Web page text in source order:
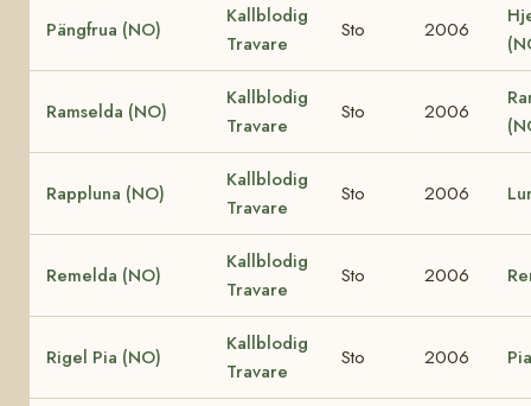
Pängfrua (NO)
Kallblodig
Travare
Sto 2006
Ramselda (NO)
Kallblodig
Travare
Sto 2006
Rappluna (NO)
Kallblodig
Travare
Sto 2006
Remelda (NO)
Kallblodig
Travare
Sto 2006
Rigel Pia (NO)
Kallblodig
Travare
Sto 2006